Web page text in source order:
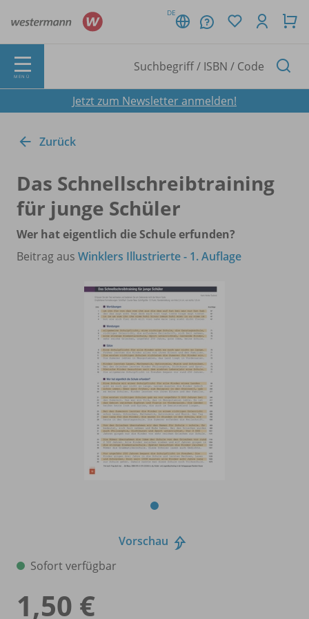
DE
MENÜ
Jetzt zum Newsletter anmelden!
Zurück
Das Schnellschreibtraining
für junge Schüler
Wer hat eigentlich die Schule erfunden?
Beitrag aus Winklers Illustrierte - 1. Auflage
Vorschau
Sofort verfügbar
1,50 €